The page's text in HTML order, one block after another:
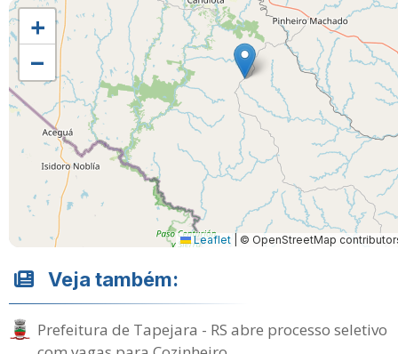
+
−
Leaflet © OpenStreetMap
Veja também:
Prefeitura de Tapejara - RS abre processo seletivo